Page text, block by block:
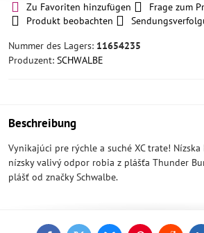
Zu Favoriten hinzufügen
Frage zum
Produkt beobachten
Nummer des Lagers: 11654235
Produzent: SCHWALBE
Beschreibung
Vynikajúci pre rýchle a suché XC trate!
nízsky valivý odpor robia z plášťa Thunder
plášť od značky Schwalbe.